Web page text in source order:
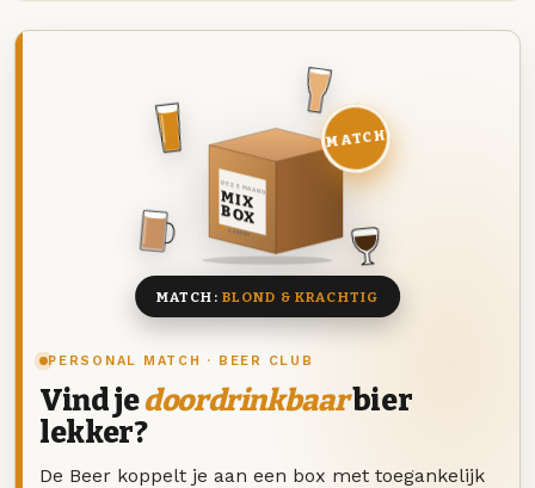
PERSONAL MATCH · BEER CLUB
Vind jedoordrinkbaarbier
lekker?
De Beer koppelt je aan een box met toegankelijk
DEZE MAAND
MIX
BOX
8 BIEREN
MATCH
MATCH: BLOND & KRACHTIG